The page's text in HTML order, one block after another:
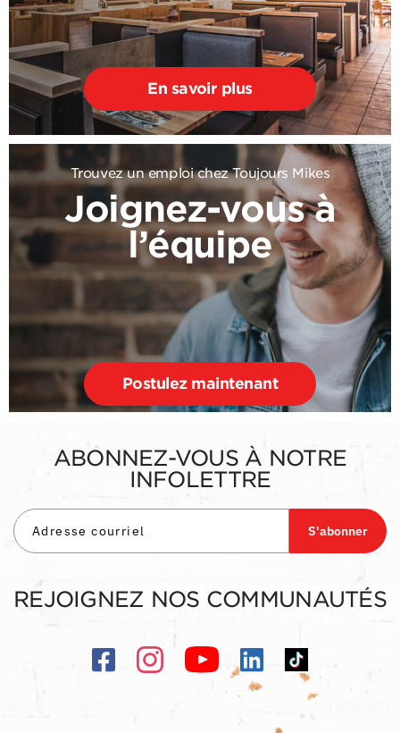
En savoir plus
Trouvez un emploi chez Toujours Mikes
Joignez-vous à
l’équipe
Postulez maintenant
ABONNEZ-VOUS À NOTRE
INFOLETTRE
S'abonner
REJOIGNEZ NOS COMMUNAUTÉS